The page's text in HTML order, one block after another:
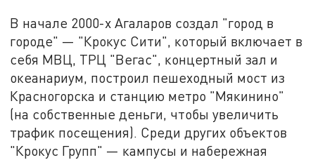
В начале 2000-х Агаларов создал "город в
городе" — "Крокус Сити", который включает в
себя МВЦ, ТРЦ "Вегас", концертный зал и
океанариум, построил пешеходный мост из
Красногорска и станцию метро "Мякинино"
(на собственные деньги, чтобы увеличить
трафик посещения). Среди других объектов
"Крокус Групп" — кампусы и набережная